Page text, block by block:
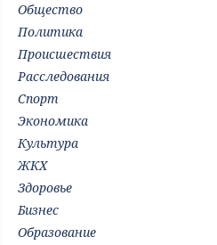
Общество
Политика
Происшествия
Расследования
Спорт
Экономика
Культура
ЖКХ
Здоровье
Бизнес
Образование